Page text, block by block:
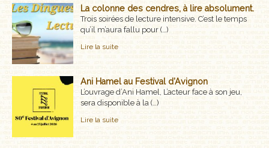
CLASSIQUES OUBLIÉS
COFFRETS
AUTEURS
LES CADEAUX
LES ÉDITIONS GLYPHE
La colonne des cendres, à lire absolument.
Trois soirées de lecture intensive. C’est le temps
qu’il m’aura fallu pour (…)
Lire la suite
Ani Hamel au Festival d’Avignon
L’ouvrage d’Ani Hamel, L’acteur face à son jeu,
sera disponible à la (…)
Lire la suite